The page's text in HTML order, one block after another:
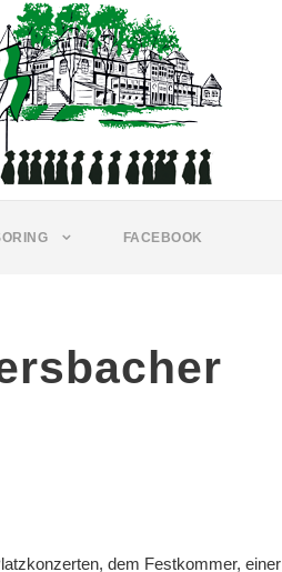
FACEBOOK
dem Festkommer, einer